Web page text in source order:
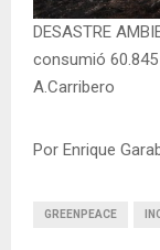
DESASTRE
consumió
A.Carribero
Por Enrique
GREENPEACE